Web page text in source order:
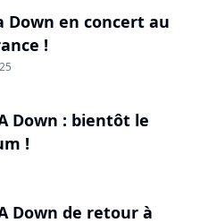
Down en concert au
!
Down : bientôt le
!
Down de retour à